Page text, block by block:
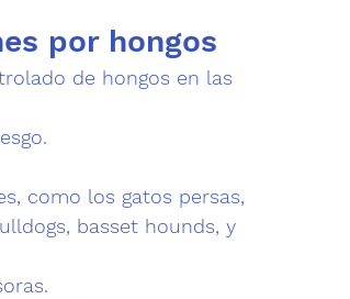
por hongos
de hongos en las
como los gatos persas,
basset hounds, y